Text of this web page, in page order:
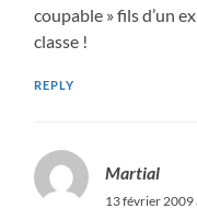
coupable » fils d’un
classe !
REPLY
Martial
13 février 2009